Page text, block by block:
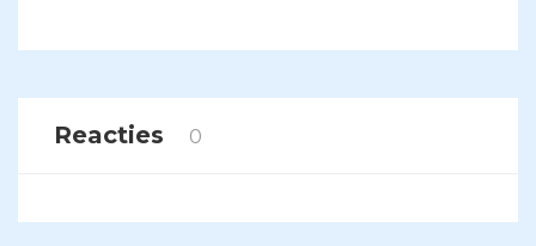
Reacties 0